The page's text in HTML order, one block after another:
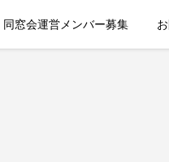
同窓会運営メンバー募集